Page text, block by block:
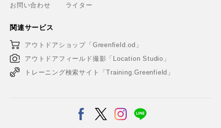
お問い合わせ
ライター
関連サービス
アウトドアショップ「Greenfield.od」
アウトドアフィールド撮影「Location Studio」
トレーニング検索サイト「Training.Greenfield」